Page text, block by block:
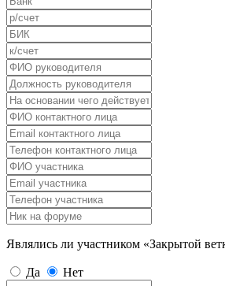
Являлись ли участником «Закрытой
Да Нет